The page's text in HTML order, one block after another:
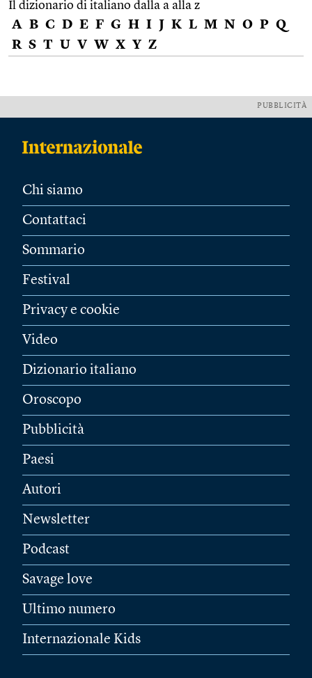
Il dizionario di italiano dalla a alla z
A B C D E F G H I J K L M N O P Q
R S T U V W X Y Z
PUBBLICITÀ
Chi siamo
Contattaci
Sommario
Festival
Privacy e cookie
Video
Dizionario italiano
Oroscopo
Pubblicità
Paesi
Autori
Newsletter
Podcast
Savage love
Ultimo numero
Internazionale Kids